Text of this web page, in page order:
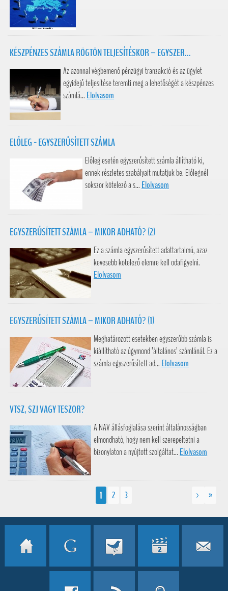
KÉSZPÉNZES SZÁMLA RÖGTÖN TELJESÍTÉSKOR – EGYSZER...
Az azonnal végbemenő pénzügyi tranzakció és az ügylet
egyidejű teljesítése teremti meg a lehetőségét a készpénzes
számlá... Elolvasom
ELŐLEG - EGYSZERŰSÍTETT SZÁMLA
Előleg esetén egyszerűsített számla állítható ki,
ennek részletes szabályait mutatjuk be. Előlegnél
sokszor kötelező a s... Elolvasom
EGYSZERŰSÍTETT SZÁMLA – MIKOR ADHATÓ? (2)
Ez a számla egyszerűsített adattartalmú, azaz
kevesebb kötelező elemre kell odafigyelni.
Elolvasom
EGYSZERŰSÍTETT SZÁMLA – MIKOR ADHATÓ? (1)
Meghatározott esetekben egyszerűbb számla is
kiállítható az úgymond ’általános’ számlánál. Ez a
számla egyszerűsített ad... Elolvasom
VTSZ, SZJ VAGY TESZOR?
A NAV állásfoglalása szerint általánosságban
elmondható, hogy nem kell szerepeltetni a
bizonylaton a nyújtott szolgáltat... Elolvasom
1 2 3 > »